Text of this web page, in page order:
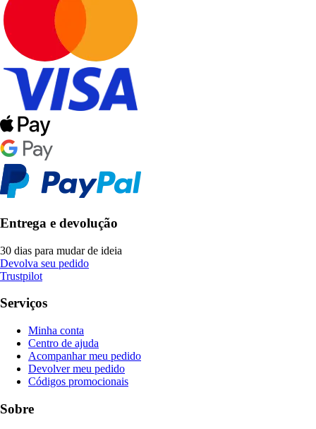
Entrega e devolução
30 dias para mudar de ideia
Devolva seu pedido
Trustpilot
Serviços
Minha conta
Centro de ajuda
Acompanhar meu pedido
Devolver meu pedido
Códigos promocionais
Sobre